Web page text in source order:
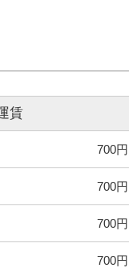
賃
700円
700円
700円
700円